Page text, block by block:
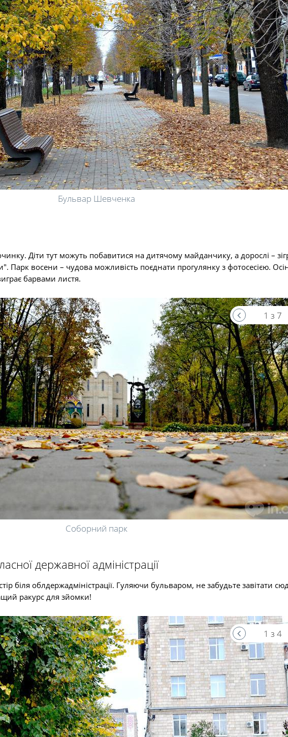
Бульвар Шевченка
Діти тут можуть побавитися на дитячому майданчику, а дорослі –
Парк восени – чудова можливість поєднати прогулянку з фотосесією.
барвами листя.
Соборний парк
1 з 7
державної адміністрації
біля облдержадміністрації. Гуляючи бульваром, не забудьте завітати
ракурс для зйомки!
1 з 4